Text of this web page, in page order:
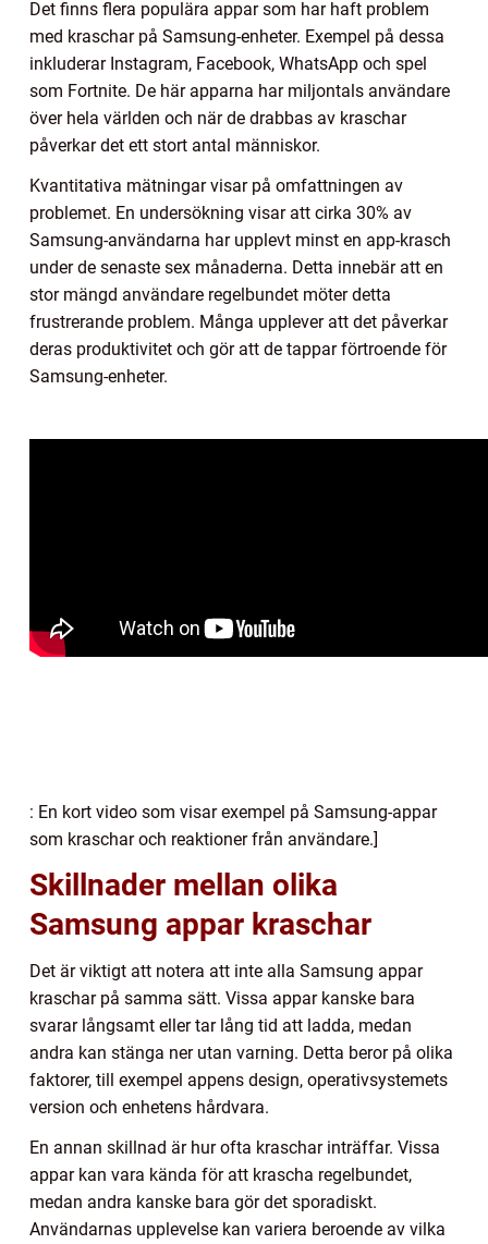
Det finns flera populära appar som har haft problem
med kraschar på Samsung-enheter. Exempel på dessa
inkluderar Instagram, Facebook, WhatsApp och spel
som Fortnite. De här apparna har miljontals användare
över hela världen och när de drabbas av kraschar
påverkar det ett stort antal människor.
Kvantitativa mätningar visar på omfattningen av
problemet. En undersökning visar att cirka 30% av
Samsung-användarna har upplevt minst en app-krasch
under de senaste sex månaderna. Detta innebär att en
stor mängd användare regelbundet möter detta
frustrerande problem. Många upplever att det påverkar
deras produktivitet och gör att de tappar förtroende för
Samsung-enheter.
: En kort video som visar exempel på Samsung-appar
som kraschar och reaktioner från användare.]
Skillnader mellan olika
Samsung appar kraschar
Det är viktigt att notera att inte alla Samsung appar
kraschar på samma sätt. Vissa appar kanske bara
svarar långsamt eller tar lång tid att ladda, medan
andra kan stänga ner utan varning. Detta beror på olika
faktorer, till exempel appens design, operativsystemets
version och enhetens hårdvara.
En annan skillnad är hur ofta kraschar inträffar. Vissa
appar kan vara kända för att krascha regelbundet,
medan andra kanske bara gör det sporadiskt.
Användarnas upplevelse kan variera beroende av vilka